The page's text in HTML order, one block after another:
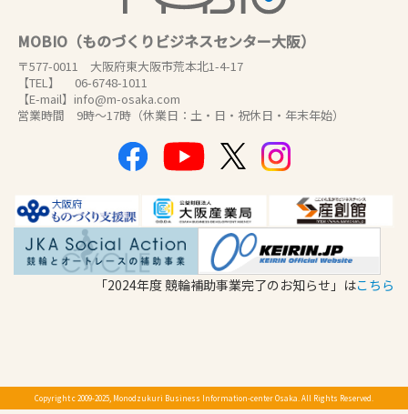
MOBIO（ものづくりビジネスセンター大阪）
〒577-0011 大阪府東大阪市荒本北1-4-17
【TEL】 06-6748-1011
【E-mail】info@m-osaka.com
営業時間 9時～17時（休業日：土・日・祝休日・年末年始）
「2024年度 競輪補助事業完了のお知らせ」はこちら
Copyright c 2009-2025, Monodzukuri Business Information-center Osaka. All Rights Reserved.